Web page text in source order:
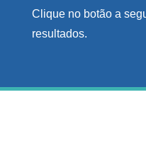
Clique no botão a
resultados.